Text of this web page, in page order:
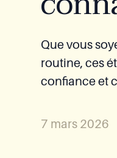
Spas
Que vous
routine, ces
confiance et
7 mars 2026